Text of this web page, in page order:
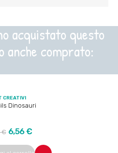
acquistato questo
anche comprato:
CREATIVI
Dinosauri
€ Prezzo
6,56 €